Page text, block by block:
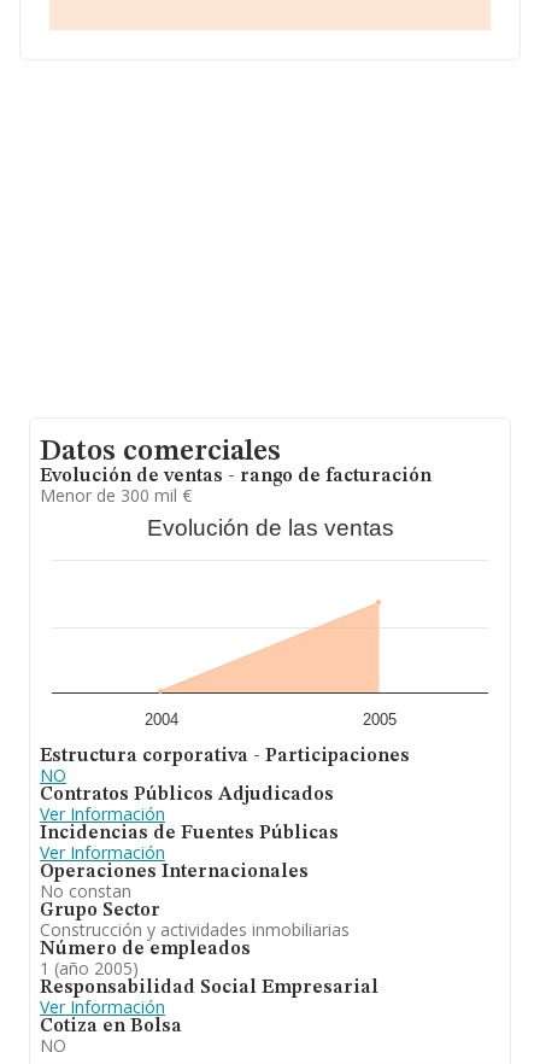
Datos comerciales
Evolución de ventas - rango de facturación
Menor de 300 mil €
Evolución de las ventas
2004 2005
Estructura corporativa - Participaciones
NO
Contratos Públicos Adjudicados
Ver Información
Incidencias de Fuentes Públicas
Ver Información
Operaciones Internacionales
No constan
Grupo Sector
Construcción y actividades inmobiliarias
Número de empleados
1 (año 2005)
Responsabilidad Social Empresarial
Ver Información
Cotiza en Bolsa
NO